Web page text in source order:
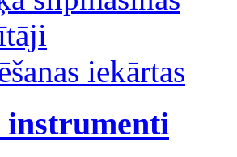
iekārtas
instrumenti